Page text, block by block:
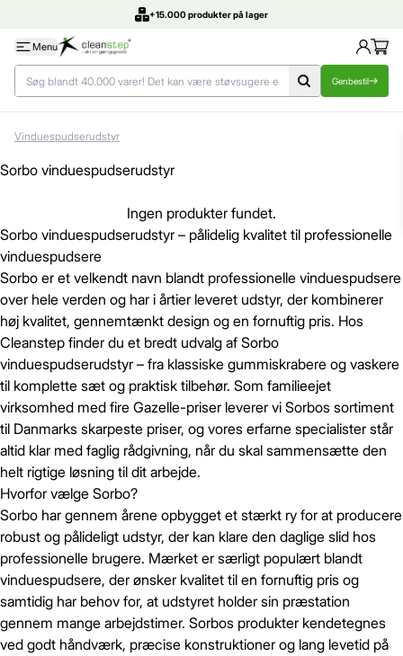
+15.000 produkter på lager
Menu
Genbestil
Vinduespudserudstyr
Sorbo vinduespudserudstyr
Ingen produkter fundet.
Sorbo vinduespudserudstyr – pålidelig kvalitet til professionelle
vinduespudsere
Sorbo er et velkendt navn blandt professionelle vinduespudsere
over hele verden og har i årtier leveret udstyr, der kombinerer
høj kvalitet, gennemtænkt design og en fornuftig pris. Hos
Cleanstep finder du et bredt udvalg af Sorbo
vinduespudserudstyr – fra klassiske gummiskrabere og vaskere
til komplette sæt og praktisk tilbehør. Som familieejet
virksomhed med fire Gazelle-priser leverer vi Sorbos sortiment
til Danmarks skarpeste priser, og vores erfarne specialister står
altid klar med faglig rådgivning, når du skal sammensætte den
helt rigtige løsning til dit arbejde.
Hvorfor vælge Sorbo?
Sorbo har gennem årene opbygget et stærkt ry for at producere
robust og pålideligt udstyr, der kan klare den daglige slid hos
professionelle brugere. Mærket er særligt populært blandt
vinduespudsere, der ønsker kvalitet til en fornuftig pris og
samtidig har behov for, at udstyret holder sin præstation
gennem mange arbejdstimer. Sorbos produkter kendetegnes
ved godt håndværk, præcise konstruktioner og lang levetid på